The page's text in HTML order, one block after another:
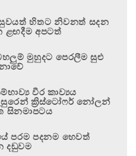
හිතට නිවනත් සදන
ළඟදීම අපටත්
මුහුදට පෙරලීම සුළු
වීර කාව්‍යය
ක්‍රිස්ටෝෆර් නෝලන්
සිනමාපටය
පරම පදනම හෙවත්
දඬුවම